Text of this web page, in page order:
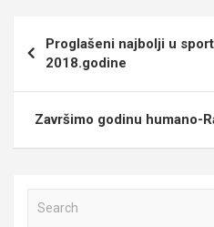
чланка
Proglašeni najbolji u
2018.godine
Završimo godinu humano-